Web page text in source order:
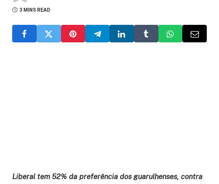
3 MINS READ
Liberal tem 52% da preferência dos guarulhenses, contra